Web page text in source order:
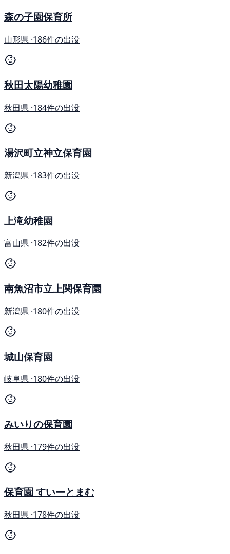
森の子園保育所
山形県 ·186件の出没
秋田太陽幼稚園
秋田県 ·184件の出没
湯沢町立神立保育園
新潟県 ·183件の出没
上滝幼稚園
富山県 ·182件の出没
南魚沼市立上関保育園
新潟県 ·180件の出没
城山保育園
岐阜県 ·180件の出没
みいりの保育園
秋田県 ·179件の出没
保育園 すいーとまむ
秋田県 ·178件の出没